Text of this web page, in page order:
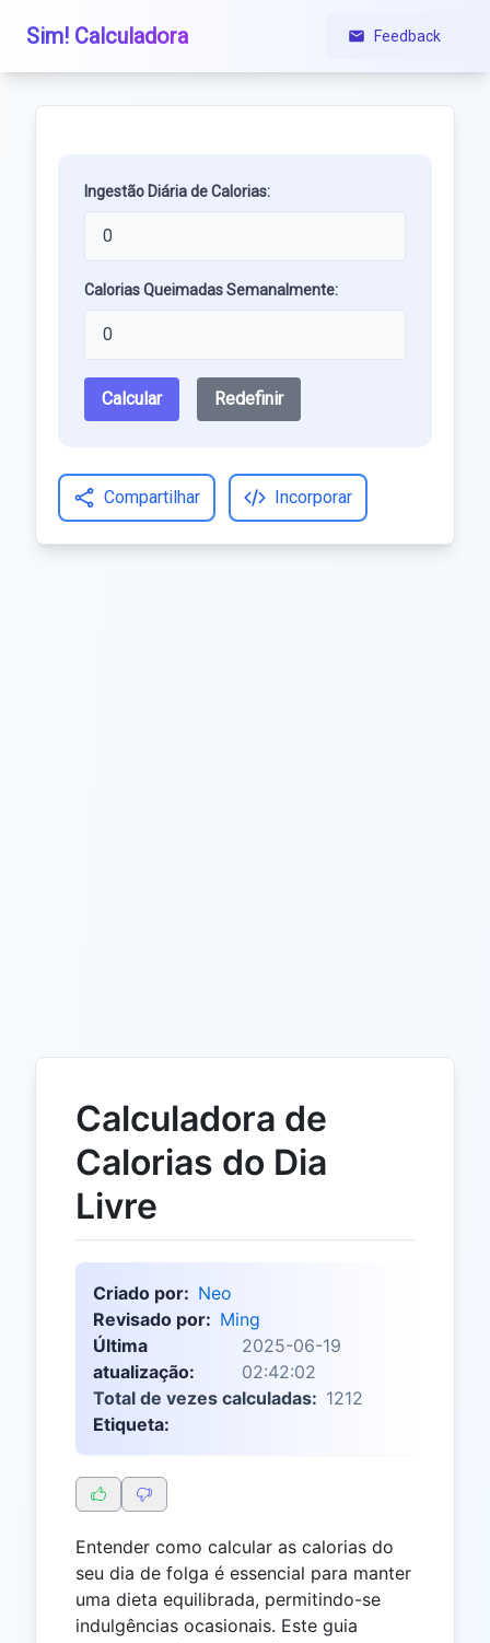
Sim! Calculadora Feedback
Ingestão Diária de Calorias:
Calorias Queimadas Semanalmente:
Calcular Redefinir
Compartilhar Incorporar
Calculadora de
Calorias do Dia
Livre
Criado por: Neo
Revisado por: Ming
Última
atualização:
2025-06-19
02:42:02
Total de vezes calculadas: 1212
Etiqueta:
Entender como calcular as calorias do
seu dia de folga é essencial para manter
uma dieta equilibrada, permitindo-se
indulgências ocasionais. Este guia